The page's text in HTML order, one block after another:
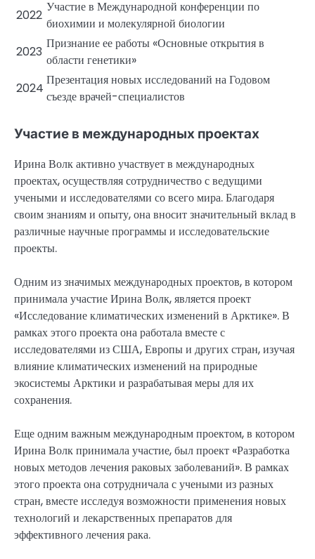
2022
Участие в Международной конференции по
биохимии и молекулярной биологии
2023
Признание ее работы «Основные открытия в
области генетики»
2024
Презентация новых исследований на Годовом
съезде врачей-специалистов
Участие в международных проектах
Ирина Волк активно участвует в международных
проектах, осуществляя сотрудничество с ведущими
учеными и исследователями со всего мира. Благодаря
своим знаниям и опыту, она вносит значительный вклад в
различные научные программы и исследовательские
проекты.
Одним из значимых международных проектов, в котором
принимала участие Ирина Волк, является проект
«Исследование климатических изменений в Арктике». В
рамках этого проекта она работала вместе с
исследователями из США, Европы и других стран, изучая
влияние климатических изменений на природные
экосистемы Арктики и разрабатывая меры для их
сохранения.
Еще одним важным международным проектом, в котором
Ирина Волк принимала участие, был проект «Разработка
новых методов лечения раковых заболеваний». В рамках
этого проекта она сотрудничала с учеными из разных
стран, вместе исследуя возможности применения новых
технологий и лекарственных препаратов для
эффективного лечения рака.